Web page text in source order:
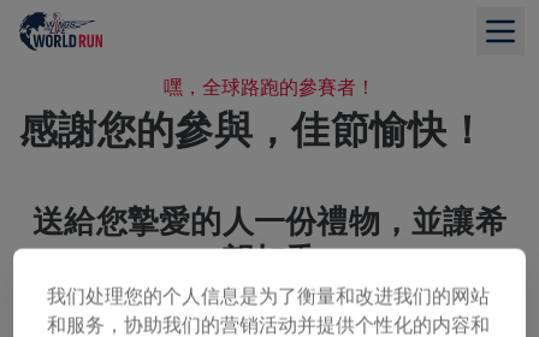
嘿，全球路跑的參賽者！
感謝您的參與，佳節愉快！
送給您摯愛的人一份禮物，並讓希
望加乘
您的支持為全球數百萬受影響的人帶來了希望——我們衷心
感謝！
我们处理您的个人信息是为了衡量和改进我们的网站
和服务，协助我们的营销活动并提供个性化的内容和